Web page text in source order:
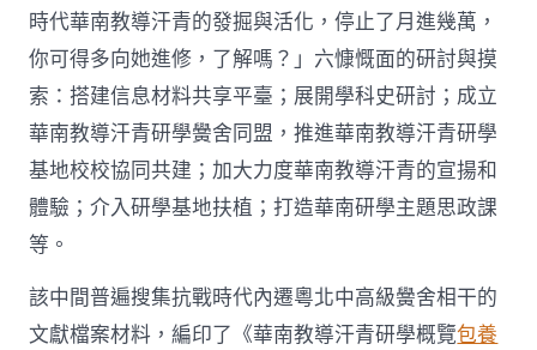
時代華南教導汗青的發掘與活化，停止了月進幾萬，
你可得多向她進修，了解嗎？」六慷慨面的研討與摸
索：搭建信息材料共享平臺；展開學科史研討；成立
華南教導汗青研學黌舍同盟，推進華南教導汗青研學
基地校校協同共建；加大力度華南教導汗青的宣揚和
體驗；介入研學基地扶植；打造華南研學主題思政課
等。
該中間普遍搜集抗戰時代內遷粵北中高級黌舍相干的
文獻檔案材料，編印了《華南教導汗青研學概覽包養